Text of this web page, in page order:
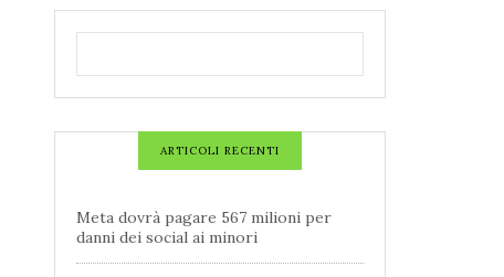
ARTICOLI RECENTI
Meta dovrà pagare 567 milioni per
danni dei social ai minori